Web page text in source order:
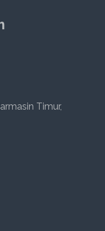
Timur,